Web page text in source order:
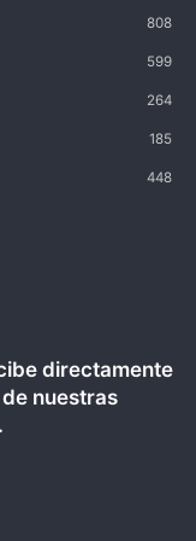
808
599
264
185
448
directamente
nuestras